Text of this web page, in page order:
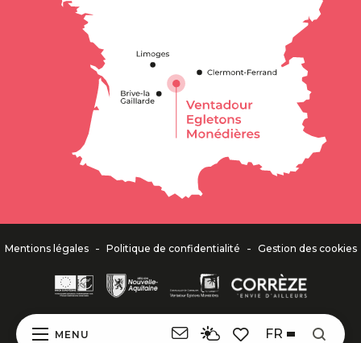
MENU FR
Mentions légales - Politique de confidentialité - Gestion des cookies